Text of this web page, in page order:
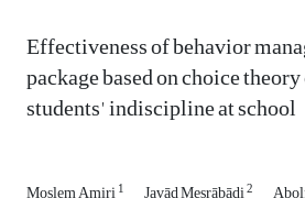
Effectiveness of behavior
package based on choice
students' indiscipline at school
1 2